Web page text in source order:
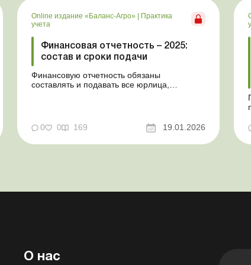
Online издание «Баланс-Агро»
Практика
учета
Финансовая отчетность – 2025:
состав и сроки подачи
Финансовую отчетность обязаны
составлять и подавать все юрлица,
созданных согласно законодательству
иностранного государства. В статье
0 0 169 19.01.2026
О нас